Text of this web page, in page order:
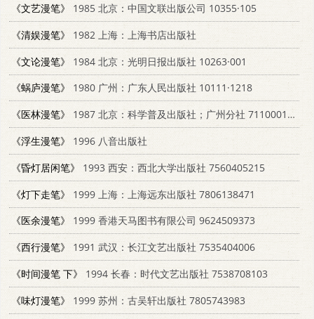
《文艺漫笔》
1985 北京：中国文联出版公司 10355·105
《清娱漫笔》
1982 上海：上海书店出版社
《文论漫笔》
1984 北京：光明日报出版社 10263·001
《蜗庐漫笔》
1980 广州：广东人民出版社 10111·1218
《医林漫笔》
1987 北京：科学普及出版社；广州分社 7110001121
《浮生漫笔》
1996 八音出版社
《昏灯居闲笔》
1993 西安：西北大学出版社 7560405215
《灯下走笔》
1999 上海：上海远东出版社 7806138471
《医余漫笔》
1999 香港天马图书有限公司 9624509373
《西行漫笔》
1991 武汉：长江文艺出版社 7535404006
《时间漫笔 下》
1994 长春：时代文艺出版社 7538708103
《味灯漫笔》
1999 苏州：古吴轩出版社 7805743983